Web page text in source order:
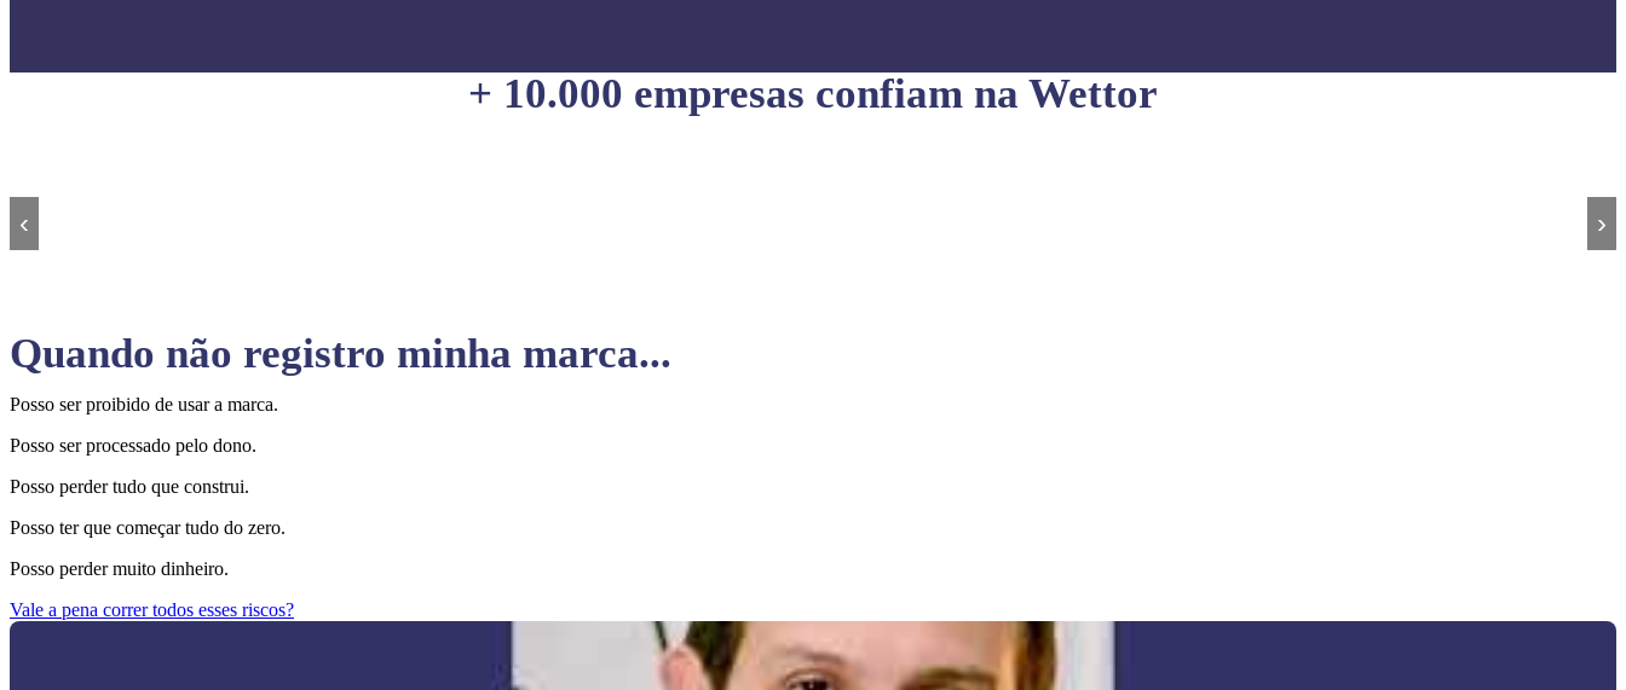
+ 10.000 empresas confiam na Wettor
‹ ›
Quando não registro minha marca...
Posso ser proibido de usar a marca.
Posso ser processado pelo dono.
Posso perder tudo que construi.
Posso ter que começar tudo do zero.
Posso perder muito dinheiro.
Vale a pena correr todos esses riscos?